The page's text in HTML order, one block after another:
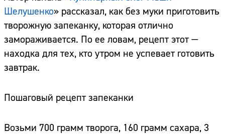
Шелушенко» рассказал, как без муки приготовить
творожную запеканку, которая отлично
замораживается. По ее ловам, рецепт этот —
находка для тех, кто утром не успевает готовить
завтрак.
Пошаговый рецепт запеканки
Возьми 700 грамм творога, 160 грамм сахара, 3